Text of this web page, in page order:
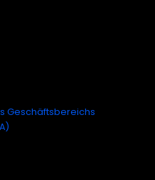
Geschäftsbereichs